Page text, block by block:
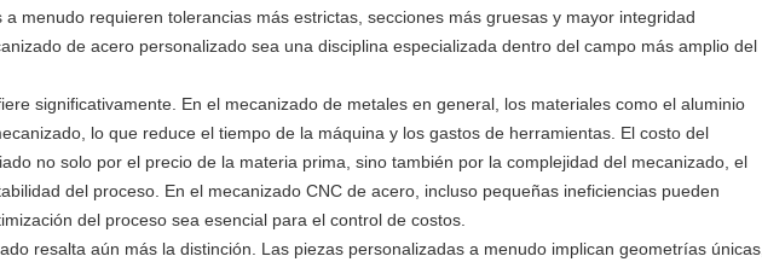
menudo requieren tolerancias más estrictas, secciones más gruesas y mayor integridad
de acero personalizado sea una disciplina especializada dentro del campo más amplio del
significativamente. En el mecanizado de metales en general, los materiales como el aluminio
lo que reduce el tiempo de la máquina y los gastos de herramientas. El costo del
no solo por el precio de la materia prima, sino también por la complejidad del mecanizado, el
del proceso. En el mecanizado CNC de acero, incluso pequeñas ineficiencias pueden
del proceso sea esencial para el control de costos.
resalta aún más la distinción. Las piezas personalizadas a menudo implican geometrías únicas,